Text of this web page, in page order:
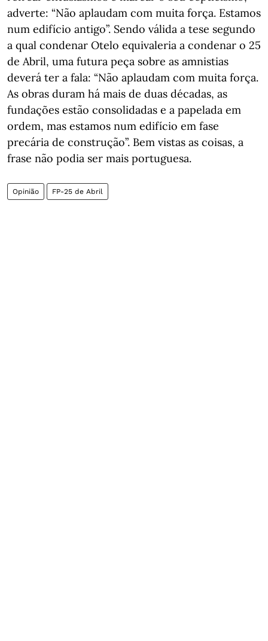
adverte: “Não aplaudam com muita força. Estamos
num edifício antigo”. Sendo válida a tese segundo
a qual condenar Otelo equivaleria a condenar o 25
de Abril, uma futura peça sobre as amnistias
deverá ter a fala: “Não aplaudam com muita força.
As obras duram há mais de duas décadas, as
fundações estão consolidadas e a papelada em
ordem, mas estamos num edifício em fase
precária de construção”. Bem vistas as coisas, a
frase não podia ser mais portuguesa.
Opinião FP-25 de Abril